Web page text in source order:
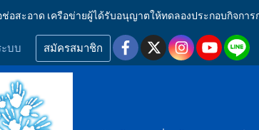
อสะอาด เครือข่ายผู้ได้รับอนุญาตให้ทดลองประกอบกิจกา
ะบบ สมัครสมาชิก